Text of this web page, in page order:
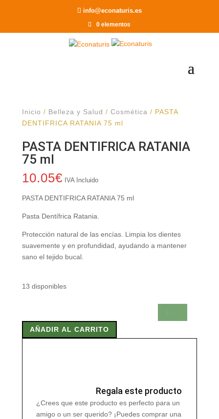
info@econaturis.es
0 elementos
Inicio / Belleza y Salud / Cosmética / PASTA
DENTIFRICA RATANIA 75 ml
PASTA DENTIFRICA RATANIA
75 ml
10.05€ IVA Incluido
PASTA DENTIFRICA RATANIA 75 ml
Pasta Dentífrica Ratania.
Protección natural de las encías. Limpia los dientes
suavemente y en profundidad, ayudando a mantener
sano el tejido bucal.
13 disponibles
DENTIFRICA
RATANIA
AÑADIR AL CARRITO
Regala este producto
¿Crees que este producto es perfecto para un
amigo o un ser querido? ¡Puedes comprar una